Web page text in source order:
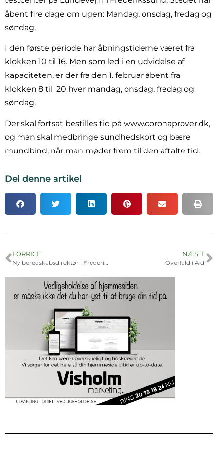
åbent fire dage om ugen: Mandag, onsdag, fredag og
søndag.
I den første periode har åbningstiderne været fra
klokken 10 til 16. Men som led i en udvidelse af
kapaciteten, er der fra den 1. februar åbent fra
klokken 8 til
20 hver mandag, onsdag, fredag og
søndag.
Der skal fortsat bestilles tid på www.coronaprover.dk,
og man skal medbringe sundhedskort og bære
mundbind, når man møder frem til den aftalte tid.
Del denne artikel
FORRIGE
Ny beredskabsdirektør i Frederiksborg Brand og Redning
NÆSTE
Overfald i Aldi